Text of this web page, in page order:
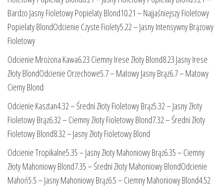
Bardzo Jasny Fioletowy Popielaty Blond10.21 – Najjaśniejszy Fioletowy
Popielaty BlondOdcienie Czyste Fiolety5.22 – Jasny Intensywny Brązowy
Fioletowy
Odcienie Mrożona Kawa6.23 Ciemny Irese Złoty Blond8.23 Jasny Irese
Złoty BlondOdcienie Orzechowe5.7 – Matowy Jasny Brąz6.7 – Matowy
Ciemy Blond
Odcienie Kasztan4.32 – Średni Złoty Fioletowy Brąz5.32 – Jasny Złoty
Fioletowy Brąz6.32 – Ciemny Złoty Fioletowy Blond7.32 – Średni Złoty
Fioletowy Blond8.32 – Jasny Złoty Fioletowy Blond
Odcienie Tropikalne5.35 – Jasny Złoty Mahoniowy Brąz6.35 – Ciemny
Złoty Mahoniowy Blond7.35 – Średni Złoty Mahoniowy BlondOdcienie
Mahoń5.5 – Jasny Mahoniowy Brąz6.5 – Ciemny Mahoniowy Blond4.52